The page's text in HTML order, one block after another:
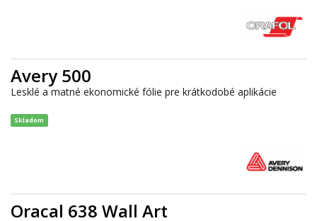
Avery 500
Lesklé a matné ekonomické fólie pre krátkodobé aplikácie
Skladom
Oracal 638 Wall Art